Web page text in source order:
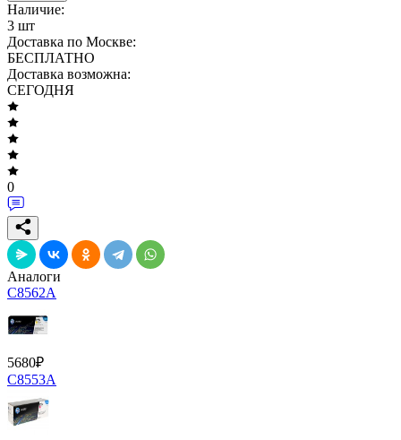
Наличие:
3 шт
Доставка по Москве:
БЕСПЛАТНО
Доставка возможна:
СЕГОДНЯ
0
Аналоги
C8562A
5680₽
C8553A